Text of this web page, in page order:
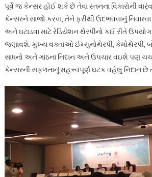
પૂર્વે જ કેન્સર હોઈ શકે છે તેવા સ્તનના વિકારોની
કેન્સરને સાજો કરવા, તેને ફરીથી ઉદભવવાનું
અને ઘટાડવા માટે રેડિયેશન થેરપીનો કઈ રીતે
જણાવશે. મુખ્ય વક્તાઓ ઈમ્યુનોથેરપી, કેમોથેરપી,
સાધનો અને ગાંઠના નિદાન અને ઉપચાર વઇશે પણ
કેન્સરની સફળતાનું મહત્ત્વપૂર્ણ ઘટક વહેલું નિદાન